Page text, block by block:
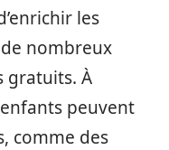
les
nombreux
gratuits. À
peuvent
comme des